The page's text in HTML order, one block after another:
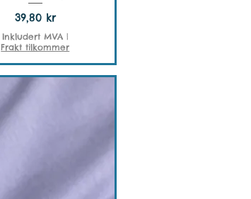
Pris
39,80 kr
Inkludert MVA |
Frakt tilkommer